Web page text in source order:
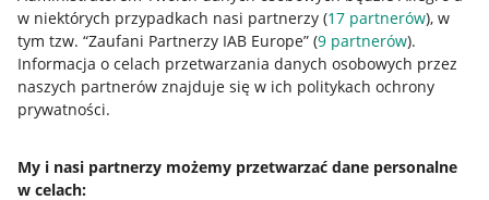
w niektórych przypadkach nasi partnerzy (17 partnerów), w
tym tzw. “Zaufani Partnerzy IAB Europe” (9 partnerów).
Informacja o celach przetwarzania danych osobowych przez
naszych partnerów znajduje się w ich politykach ochrony
prywatności.
My i nasi partnerzy możemy przetwarzać dane personalne
w celach:
Przydatne informacje
Jak to działa
Allegro Gadane dla sprzedających